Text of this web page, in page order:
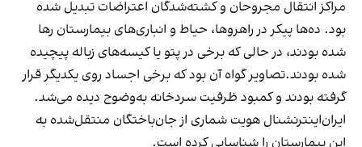
مراکز انتقال مجروحان و کشته‌شدگان اعتراضات تبدیل شده
بود. ده‌ها پیکر در راهروها، حیاط و انباری‌های بیمارستان رها
شده بودند، در حالی که برخی در پتو یا کیسه‌های زباله پیچیده
شده بودند.تصاویر گواه آن بود که برخی اجساد روی یکدیگر قرار
گرفته‌ بودند و کمبود ظرفیت سردخانه به‌وضوح دیده می‌شد.
ایران‌اینترنشنال هویت شماری از جان‌باختگان منتقل‌شده به
این بیمارستان را شناسایی کرده است.